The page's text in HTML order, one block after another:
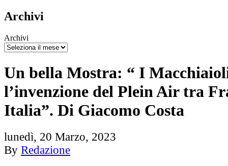
Archivi
Archivi
Un bella Mostra: “ I
l’invenzione del Plein Air tra
Italia”. Di Giacomo Costa
lunedì, 20 Marzo, 2023
By Redazione